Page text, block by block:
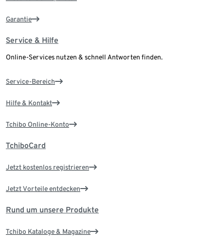
Garantie
Service & Hilfe
Online-Services nutzen & schnell Antworten finden.
Service-Bereich
Hilfe & Kontakt
Tchibo Online-Konto
TchiboCard
Jetzt kostenlos registrieren
Jetzt Vorteile entdecken
Rund um unsere Produkte
Tchibo Kataloge & Magazine